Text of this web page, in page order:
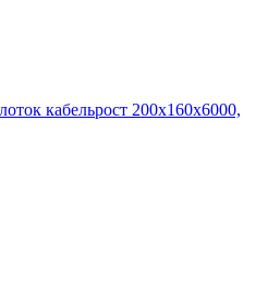
кабельрост 200х160х6000,